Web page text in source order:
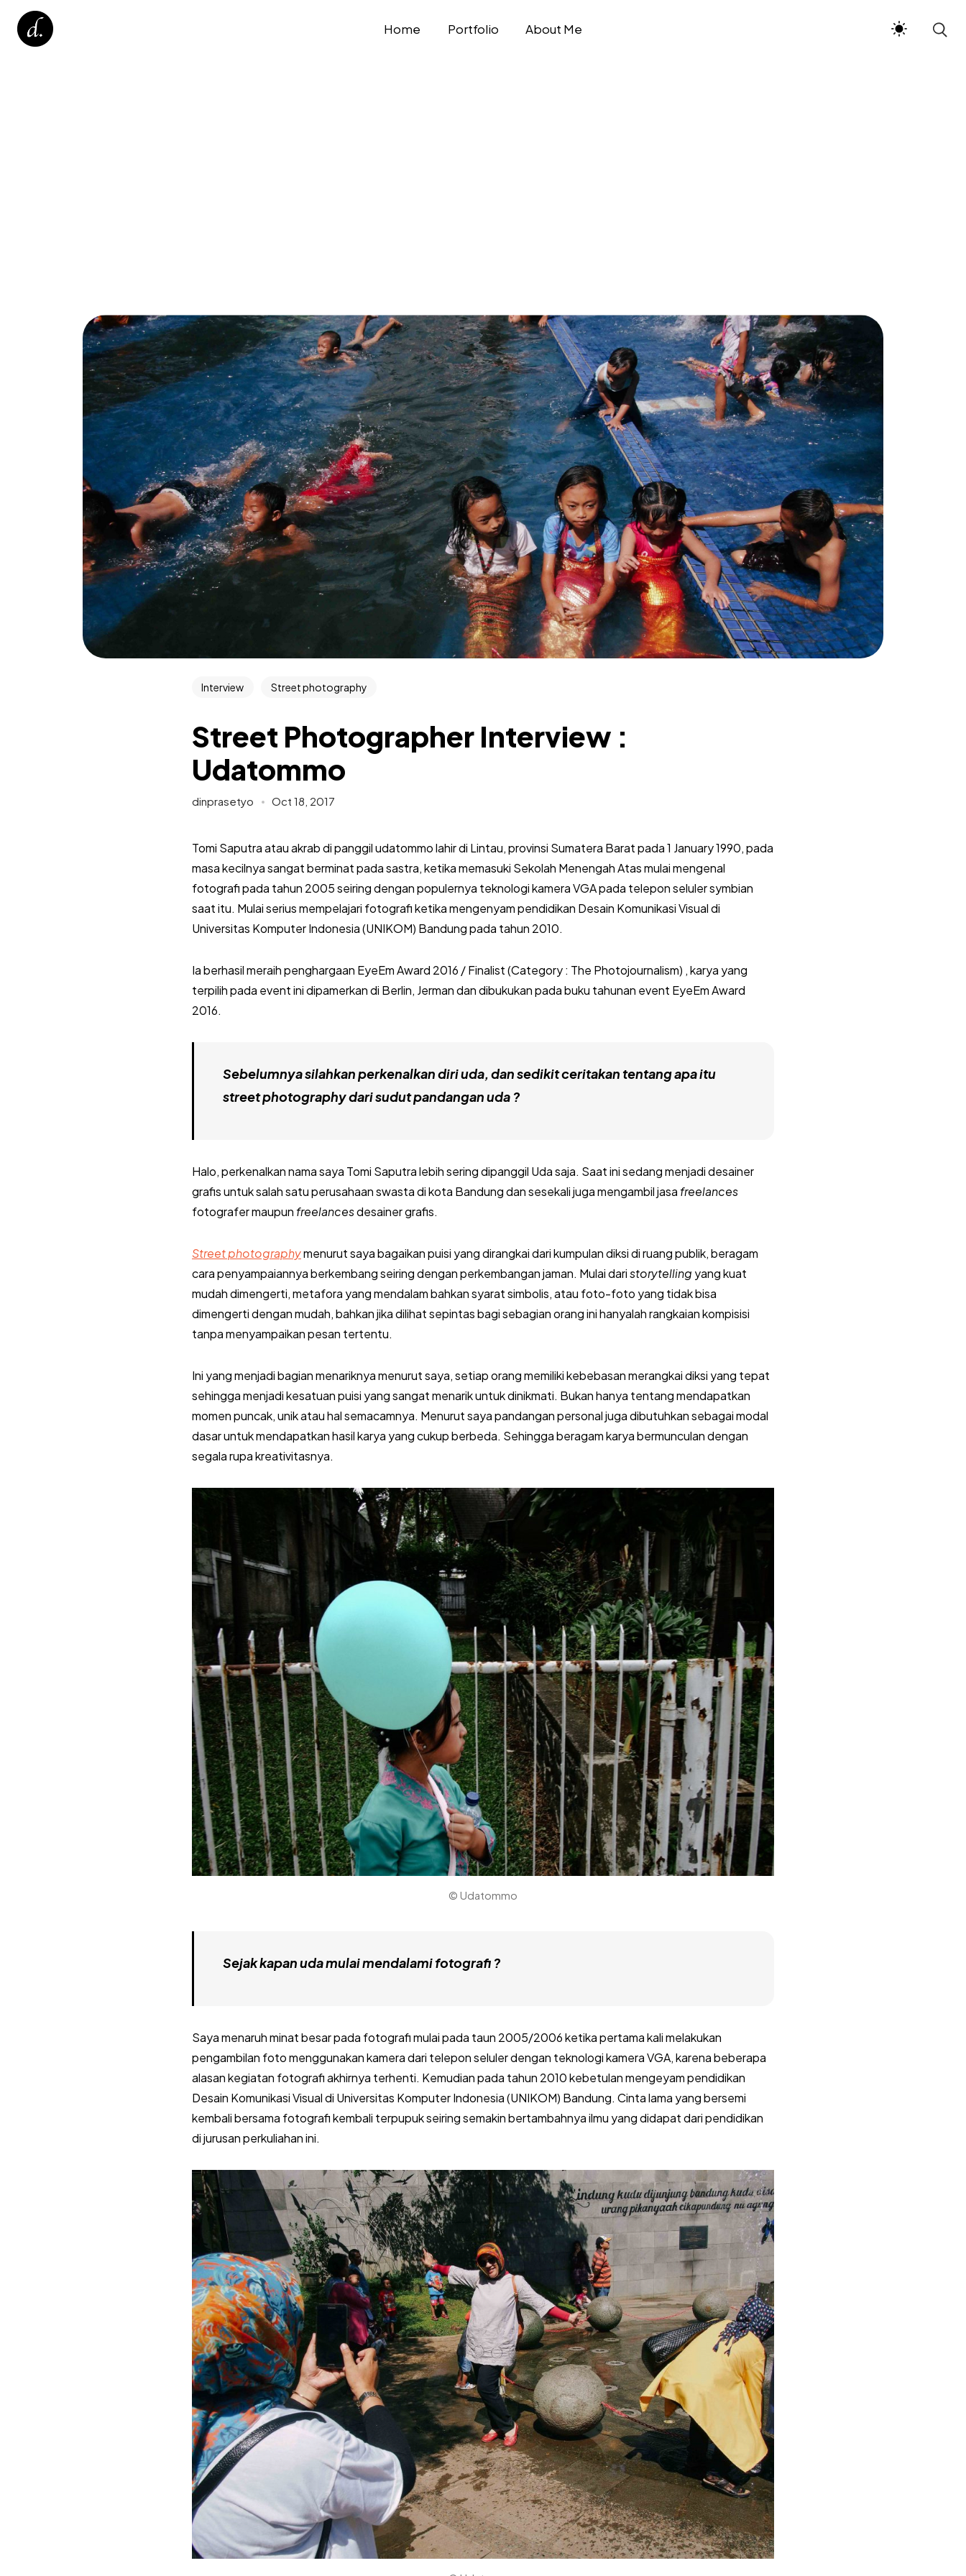
Home Portfolio About Me
Interview Street photography
Street Photographer Interview :
Udatommo
dinprasetyo Oct 18, 2017
Tomi Saputra atau akrab di panggil udatommo lahir di Lintau, provinsi Sumatera Barat pada 1 January 1990, pada
masa kecilnya sangat berminat pada sastra, ketika memasuki Sekolah Menengah Atas mulai mengenal
fotografi pada tahun 2005 seiring dengan populernya teknologi kamera VGA pada telepon seluler symbian
saat itu. Mulai serius mempelajari fotografi ketika mengenyam pendidikan Desain Komunikasi Visual di
Universitas Komputer Indonesia (UNIKOM) Bandung pada tahun 2010.
Ia berhasil meraih penghargaan EyeEm Award 2016 / Finalist (Category : The Photojournalism) , karya yang
terpilih pada event ini dipamerkan di Berlin, Jerman dan dibukukan pada buku tahunan event EyeEm Award
2016.
Sebelumnya silahkan perkenalkan diri uda, dan sedikit ceritakan tentang apa itu
street photography dari sudut pandangan uda ?
Halo, perkenalkan nama saya Tomi Saputra lebih sering dipanggil Uda saja. Saat ini sedang menjadi desainer
grafis untuk salah satu perusahaan swasta di kota Bandung dan sesekali juga mengambil jasa freelances
fotografer maupun freelancesdesainer grafis.
Street photographymenurut saya bagaikan puisi yang dirangkai dari kumpulan diksi di ruang publik, beragam
cara penyampaiannya berkembang seiring dengan perkembangan jaman. Mulai daristorytelling yang kuat
mudah dimengerti, metafora yang mendalam bahkan syarat simbolis, atau foto-foto yang tidak bisa
dimengerti dengan mudah, bahkan jika dilihat sepintas bagi sebagian orang ini hanyalah rangkaian kompisisi
tanpa menyampaikan pesan tertentu.
Ini yang menjadi bagian menariknya menurut saya, setiap orang memiliki kebebasan merangkai diksi yang tepat
sehingga menjadi kesatuan puisi yang sangat menarik untuk dinikmati. Bukan hanya tentang mendapatkan
momen puncak, unik atau hal semacamnya. Menurut saya pandangan personal juga dibutuhkan sebagai modal
dasar untuk mendapatkan hasil karya yang cukup berbeda. Sehingga beragam karya bermunculan dengan
segala rupa kreativitasnya.
© Udatommo
Sejak kapan uda mulai mendalami fotografi ?
Saya menaruh minat besar pada fotografi mulai pada taun 2005/2006 ketika pertama kali melakukan
pengambilan foto menggunakan kamera dari telepon seluler dengan teknologi kamera VGA, karena beberapa
alasan kegiatan fotografi akhirnya terhenti. Kemudian pada tahun 2010 kebetulan mengeyam pendidikan
Desain Komunikasi Visual di Universitas Komputer Indonesia (UNIKOM) Bandung. Cinta lama yang bersemi
kembali bersama fotografi kembali terpupuk seiring semakin bertambahnya ilmu yang didapat dari pendidikan
di jurusan perkuliahan ini.